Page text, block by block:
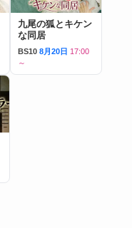
九尾の狐とキケン
な同居
BS10 8月20日 17:00
～